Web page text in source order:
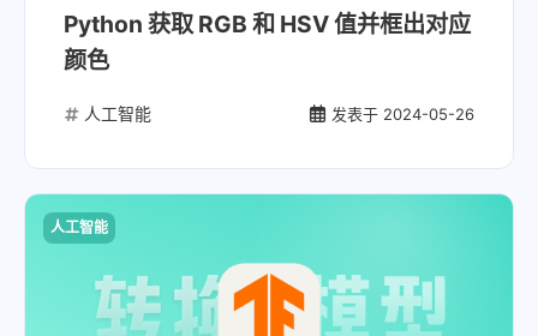
Python 获取 RGB 和 HSV 值并框出对应
颜色
发表于 2024-05-26
人工智能
人工智能